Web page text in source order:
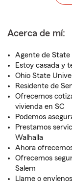
Acerca de mí:
Agente de State
Estoy casada y
Ohio State
Residente de
Ofrecemos
vivienda en SC
Podemos
Prestamos
Walhalla
Ahora
Ofrecemos
Salem
Llame o